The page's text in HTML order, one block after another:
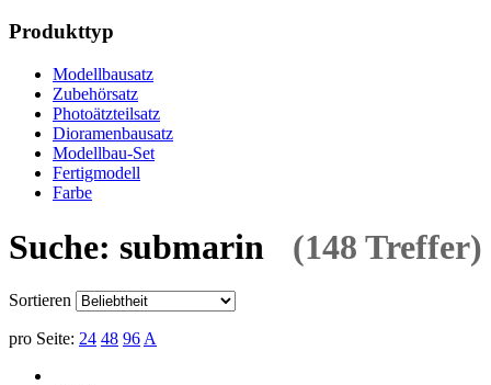
Produkttyp
Modellbausatz
Zubehörsatz
Photoätzteilsatz
Dioramenbausatz
Modellbau-Set
Fertigmodell
Farbe
Suche: submarin (148 Treffer)
Sortieren
pro Seite: 24 48 96 A